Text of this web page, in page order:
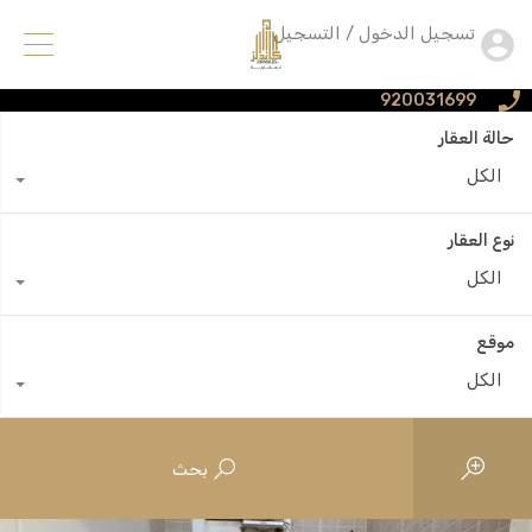
920031699
تسجيل الدخول / التسجيل
حالة العقار
الكل
نوع العقار
الكل
موقع
الكل
بحث